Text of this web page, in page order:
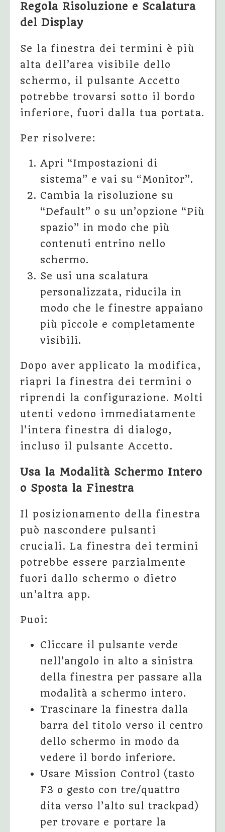
Regola Risoluzione e Scalatura
del Display
Se la finestra dei termini è più
alta dell’area visibile dello
schermo, il pulsante Accetto
potrebbe trovarsi sotto il bordo
inferiore, fuori dalla tua portata.
Per risolvere:
Apri “Impostazioni di
sistema” e vai su “Monitor”.
Cambia la risoluzione su
“Default” o su un’opzione “Più
spazio” in modo che più
contenuti entrino nello
schermo.
Se usi una scalatura
personalizzata, riducila in
modo che le finestre appaiano
più piccole e completamente
visibili.
Dopo aver applicato la modifica,
riapri la finestra dei termini o
riprendi la configurazione. Molti
utenti vedono immediatamente
l’intera finestra di dialogo,
incluso il pulsante Accetto.
Usa la Modalità Schermo Intero
o Sposta la Finestra
Il posizionamento della finestra
può nascondere pulsanti
cruciali. La finestra dei termini
potrebbe essere parzialmente
fuori dallo schermo o dietro
un’altra app.
Puoi:
Cliccare il pulsante verde
nell’angolo in alto a sinistra
della finestra per passare alla
modalità a schermo intero.
Trascinare la finestra dalla
barra del titolo verso il centro
dello schermo in modo da
vedere il bordo inferiore.
Usare Mission Control (tasto
F3 o gesto con tre/quattro
dita verso l’alto sul trackpad)
per trovare e portare la